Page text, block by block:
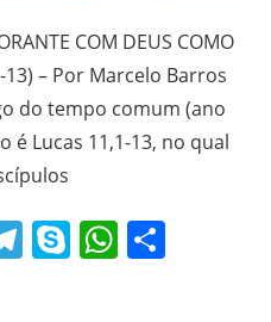
COM DEUS COMO
13) – Por Marcelo Barros
do tempo comum (ano
é Lucas 11,1-13, no qual
Telegram
SkypeShare